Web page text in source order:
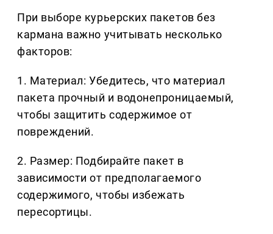
При выборе курьерских пакетов без
кармана важно учитывать несколько
факторов:
1. Материал: Убедитесь, что материал
пакета прочный и водонепроницаемый,
чтобы защитить содержимое от
повреждений.
2. Размер: Подбирайте пакет в
зависимости от предполагаемого
содержимого, чтобы избежать
пересортицы.